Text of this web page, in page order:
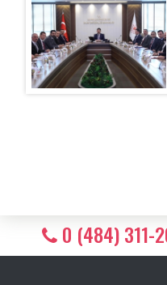
0 (484) 311-